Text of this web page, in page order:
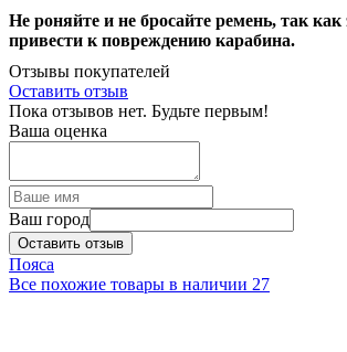
Не роняйте и не бросайте ремень, так
привести к повреждению карабина.
Отзывы покупателей
Оставить отзыв
Пока отзывов нет. Будьте первым!
Ваша оценка
Ваш город
Оставить отзыв
Пояса
Все похожие товары в наличии 27